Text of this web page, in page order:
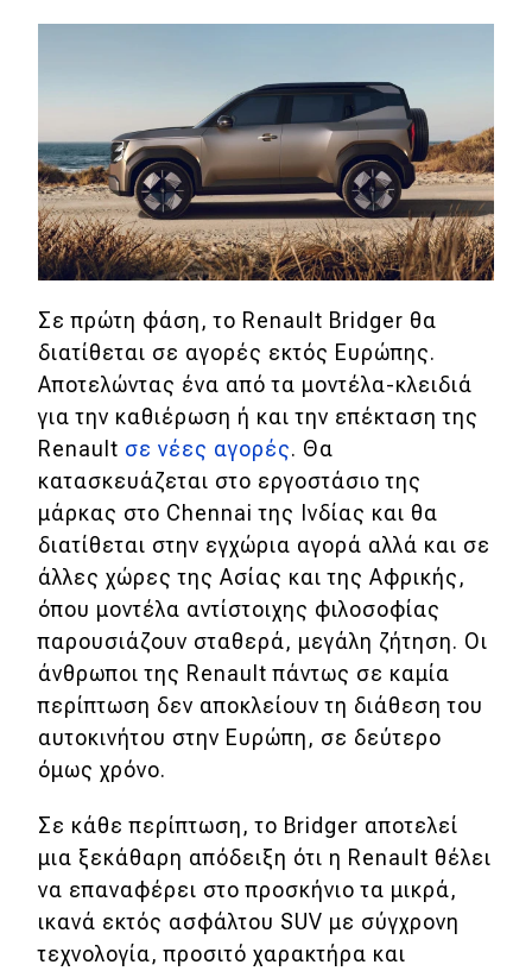
Σε πρώτη φάση, το Renault Bridger θα
διατίθεται σε αγορές εκτός Ευρώπης.
Αποτελώντας ένα από τα μοντέλα-κλειδιά
για την καθιέρωση ή και την επέκταση της
Renault σε νέες αγορές. Θα
κατασκευάζεται στο εργοστάσιο της
μάρκας στο Chennai της Ινδίας και θα
διατίθεται στην εγχώρια αγορά αλλά και σε
άλλες χώρες της Ασίας και της Αφρικής,
όπου μοντέλα αντίστοιχης φιλοσοφίας
παρουσιάζουν σταθερά, μεγάλη ζήτηση. Οι
άνθρωποι της Renault πάντως σε καμία
περίπτωση δεν αποκλείουν τη διάθεση του
αυτοκινήτου στην Ευρώπη, σε δεύτερο
όμως χρόνο.
Σε κάθε περίπτωση, το Bridger αποτελεί
μια ξεκάθαρη απόδειξη ότι η Renault θέλει
να επαναφέρει στο προσκήνιο τα μικρά,
ικανά εκτός ασφάλτου SUV με σύγχρονη
τεχνολογία, προσιτό χαρακτήρα και